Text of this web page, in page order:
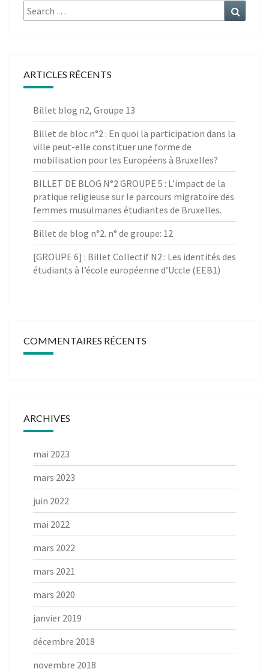
Search
for:
ARTICLES RÉCENTS
Billet blog n2, Groupe 13
Billet de bloc n°2 : En quoi la participation dans la
ville peut-elle constituer une forme de
mobilisation pour les Européens à Bruxelles?
BILLET DE BLOG N°2 GROUPE 5 : L’impact de la
pratique religieuse sur le parcours migratoire des
femmes musulmanes étudiantes de Bruxelles.
Billet de blog n°2. n° de groupe: 12
[GROUPE 6] : Billet Collectif N2 : Les identités des
étudiants à l’école européenne d’Uccle (EEB1)
COMMENTAIRES RÉCENTS
ARCHIVES
mai 2023
mars 2023
juin 2022
mai 2022
mars 2022
mars 2021
mars 2020
janvier 2019
décembre 2018
novembre 2018